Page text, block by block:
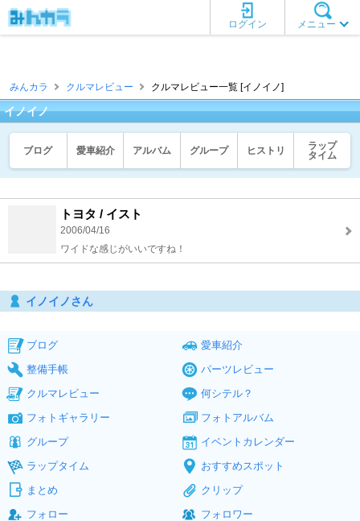
メニュー
ログイン
みんカラ クルマレビュー クルマレビュー一覧 [イノイノ]
イノイノ
ブログ 愛車紹介 アルバム グループ ヒストリ
ラップ
タイム
トヨタ / イスト
2006/04/16
ワイドな感じがいいですね！
イノイノさん
ブログ
愛車紹介
整備手帳
パーツレビュー
クルマレビュー
何シテル？
フォトギャラリー
フォトアルバム
グループ
イベントカレンダー
ラップタイム
おすすめスポット
まとめ
クリップ
フォロー
フォロワー